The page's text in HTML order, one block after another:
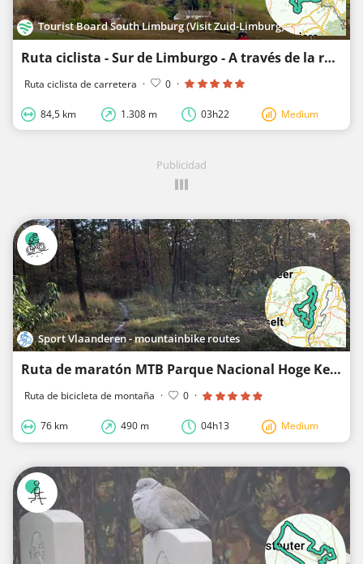
Tourist Board South Limburg (Visit Zuid-Limburg)
Ruta ciclista - Sur de Limburgo - A través de la región fronteriza
Ruta ciclista de carretera · 0 ·
84,5 km 1.308 m 03h22 Medium
Publicidad
Sport Vlaanderen - mountainbike routes
Ruta de maratón MTB Parque Nacional Hoge Kempen (frase indicadora)
Ruta de bicicleta de montaña · 0 ·
76 km 490 m 04h13 Medium